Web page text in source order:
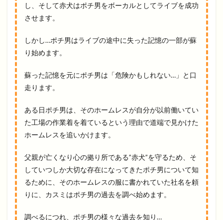
し、そして赤犬はポチ男をボーカルとしてライブを成功
させます。
しかし…ポチ男はライブの途中に失った記憶の一部が蘇
り始めます。
蘇った記憶を元にポチ男は「危険かもしれない…」と口
走ります。
ある日ポチ男は、そのホームレスが自分が以前働いてい
た工場の作業着を着ているという理由で道端で見かけた
ホームレスを追いかけます。
父親が亡くなり心の拠り所である”赤犬”を守るため、そ
していつしか大切な存在になってきたポチ男について知
るために、そのホームレスの服に書かれていた社名を頼
りに、カスミはポチ男の過去を調べ始めます。
調べるにつれ、ポチ男の様々な過去を知り…